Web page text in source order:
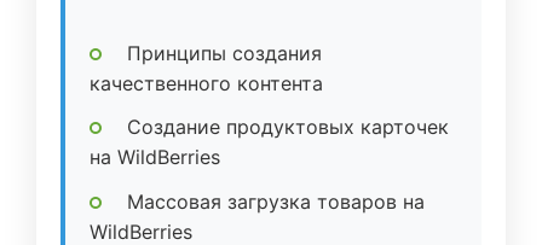
Принципы создания
качественного контента
Создание продуктовых карточек
на WildBerries
Массовая загрузка товаров на
WildBerries